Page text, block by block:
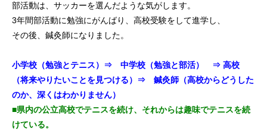
部活動は、サッカーを選んだような気がします。
3年間部活動に勉強にがんばり、高校受験をして進学し、
その後、鍼灸師になりました。
小学校（勉強とテニス）⇒ 中学校（勉強と部活） ⇒ 高校
（将来やりたいことを見つける）⇒ 鍼灸師（高校からどうした
のか、深くはわかりません）
■県内の公立高校でテニスを続け、それからは趣味でテニスを続
けている。